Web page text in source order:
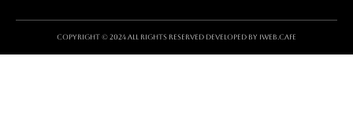
Copyright © 2024 All rights reserved Developed by iWeb.cafe